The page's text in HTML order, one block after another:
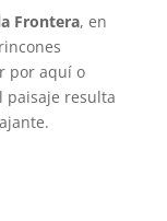
Frontera, en
por aquí o
paisaje resulta